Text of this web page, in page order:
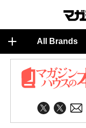
All Brands